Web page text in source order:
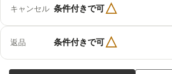
キャンセル 条件付きで可△
返品 条件付きで可△